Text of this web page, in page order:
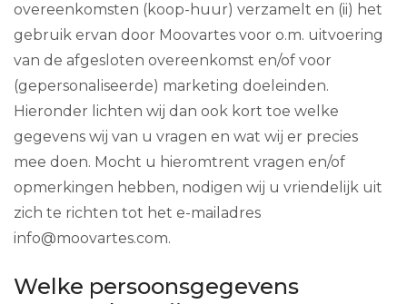
overeenkomsten (koop-huur) verzamelt en (ii) het
gebruik ervan door Moovartes voor o.m. uitvoering
van de afgesloten overeenkomst en/of voor
(gepersonaliseerde) marketing doeleinden.
Hieronder lichten wij dan ook kort toe welke
gegevens wij van u vragen en wat wij er precies
mee doen. Mocht u hieromtrent vragen en/of
opmerkingen hebben, nodigen wij u vriendelijk uit
zich te richten tot het e-mailadres
info@moovartes.com.
Welke persoonsgegevens